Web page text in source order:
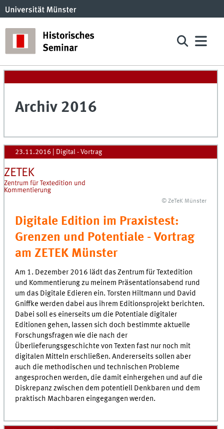
Archiv 2016
23.11.2016 | Digital - Vortrag
© ZeTeK Münster
Digitale Edition im Praxistest:
Grenzen und Potentiale - Vortrag
am ZETEK Münster
Am 1. Dezember 2016 lädt das Zentrum für Textedition
und Kommentierung zu meinem Präsentationsabend rund
um das Digitale Edieren ein. Torsten Hiltmann und David
Gniffke werden dabei aus ihrem Editionsprojekt berichten.
Dabei soll es einerseits um die Potentiale digitaler
Editionen gehen, lassen sich doch bestimmte aktuelle
Forschungsfragen wie die nach der
Überlieferungsgeschichte von Texten fast nur noch mit
digitalen Mitteln erschließen. Andererseits sollen aber
auch die methodischen und technischen Probleme
angesprochen werden, die damit einhergehen und auf die
Diskrepanz zwischen dem potentiell Denkbaren und dem
praktisch Machbaren eingegangen werden.